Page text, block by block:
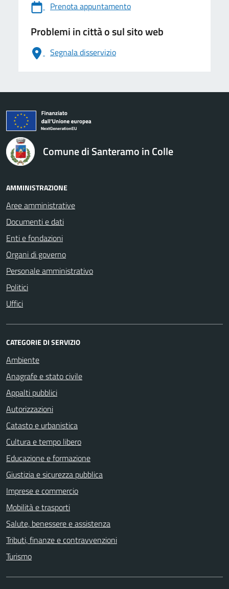
Prenota appuntamento
Problemi in città o sul sito web
Segnala disservizio
logo Unione Europea
Comune di Santeramo in Colle
AMMINISTRAZIONE
Aree amministrative
Documenti e dati
Enti e fondazioni
Organi di governo
Personale amministrativo
Politici
Uffici
CATEGORIE DI SERVIZIO
Ambiente
Anagrafe e stato civile
Appalti pubblici
Autorizzazioni
Catasto e urbanistica
Cultura e tempo libero
Educazione e formazione
Giustizia e sicurezza pubblica
Imprese e commercio
Mobilità e trasporti
Salute, benessere e assistenza
Tributi, finanze e contravvenzioni
Turismo